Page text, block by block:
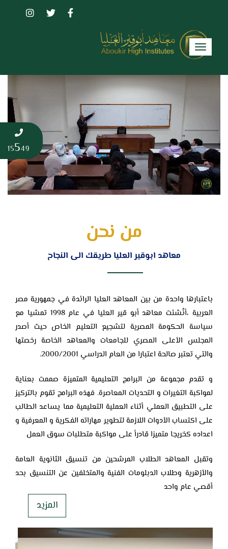
15549
Toggle
navigation
من نحن
معاهد ابوقير العليا طريقك الى النجاح
باعتبارها واحدة من بين المعاهد العليا الرائدة في جمهورية مصر
العربية ،أنُشئت معاهد ‏أبو قير العليا في عام 1998 تمشيا مع
سياسة الحكومة المصرية لتشجيع التعليم الخاص ‏حيث أصدر
المجلس الأعلى المصري للجامعات والمعاهد الخاصة رخصتها
والتي ‏تعتبر صالحة اعتبارا من العام الدراسي 2000/2001.‏
و تقدم مجموعة من البرامج التعليمية المتميزة صممت بعناية
لمواكبة التغيرات و ‏التحديات المعاصرة. فهذه البرامج تقوم بالتركيز
على التطبيق العملي أثناء العملية ‏التعليمية مما يساعد الطالب
على اكتساب الأدوات اللازمة لتطوير مهاراته الفكرية و ‏المعرفية و
اعداده كخريجا متميزا قادرأ على مواكبة متطلبات سوق العمل
وتقبل المعاهد الطلاب المرشحين من تنسيق الثانوية العامة
والأزهرية وطلاب ‏الدبلومات الفنية والمتخلفين عن التنسيق بحد
أقصي عام واحد
المزيد